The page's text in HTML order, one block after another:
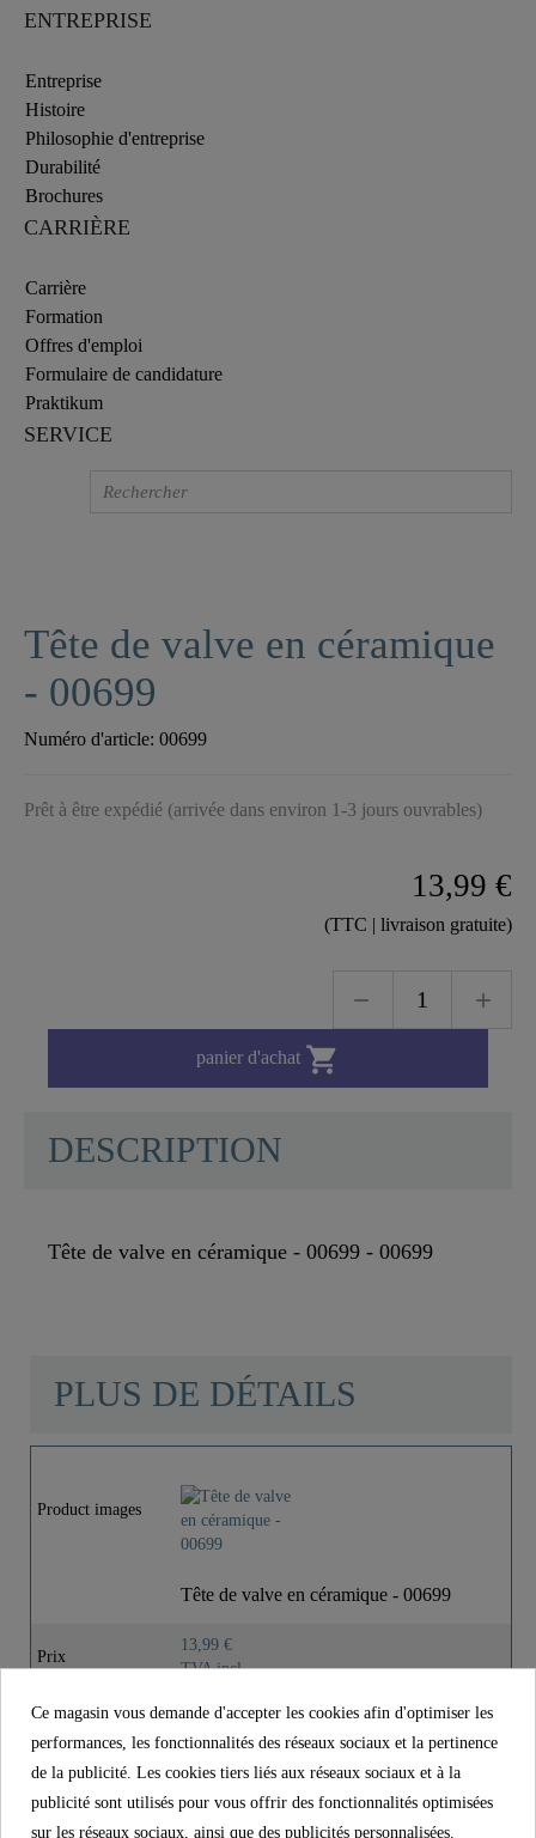
ENTREPRISE
Entreprise
Histoire
Philosophie d'entreprise
Durabilité
Brochures
CARRIÈRE
Carrière
Formation
Offres d'emploi
Formulaire de candidature
Praktikum
SERVICE
Tête de valve en céramique
- 00699
Numéro d'article: 00699
Prêt à être expédié (arrivée dans environ 1-3 jours ouvrables)
13,99 €
(TTC | livraison gratuite)
panier d'achat 
DESCRIPTION
Tête de valve en céramique - 00699 - 00699
Poids
5,2 Cm
PLUS DE DÉTAILS
Product images
Tête de valve en céramique - 00699
Prix
13,99 €
TVA incl.
Référence. 00699
Poids 0,0 kg
Ce magasin vous demande d'accepter les cookies afin d'optimiser les
performances, les fonctionnalités des réseaux sociaux et la pertinence
de la publicité. Les cookies tiers liés aux réseaux sociaux et à la
publicité sont utilisés pour vous offrir des fonctionnalités optimisées
sur les réseaux sociaux, ainsi que des publicités personnalisées.